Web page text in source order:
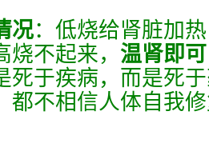
况：低烧给肾脏加
烧不起来， 温肾即
死于疾病，而是死
都不相信人体自我